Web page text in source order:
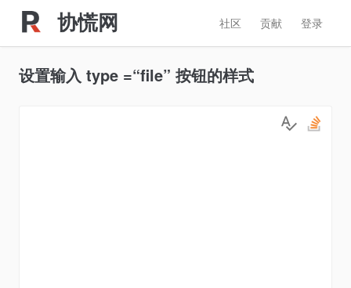
协慌网 登录
贡献
社区
设置输入 type =“file” 按钮的样式